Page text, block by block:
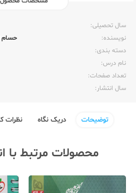
سال تحصیلی:‌
نویسنده:‌
حسام
دسته بندی:
نام درس:
تعداد صفحات:‌
سال انتشار:‌
توضیحات دریک نگاه نظرات
محصولات مرتبط با